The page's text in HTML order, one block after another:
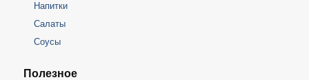
Напитки
Салаты
Соусы
Полезное